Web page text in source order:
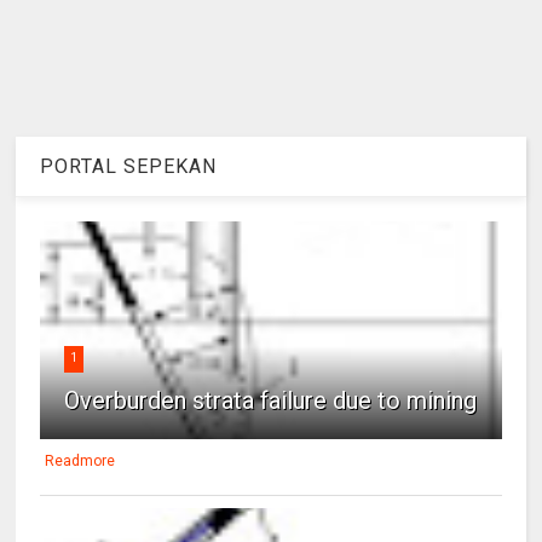
PORTAL SEPEKAN
1
Overburden strata failure due to mining
Readmore